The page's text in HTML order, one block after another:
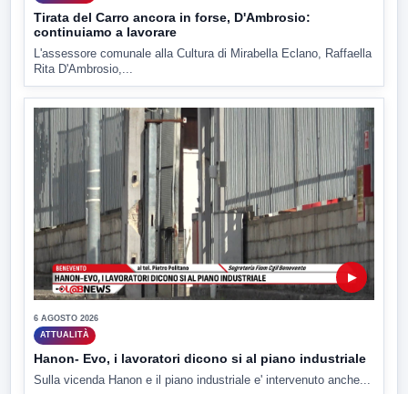
Tirata del Carro ancora in forse, D'Ambrosio:
continuiamo a lavorare
L'assessore comunale alla Cultura di Mirabella Eclano, Raffaella
Rita D'Ambrosio,...
▶
6 AGOSTO 2026
ATTUALITÀ
Hanon- Evo, i lavoratori dicono si al piano industriale
Sulla vicenda Hanon e il piano industriale e' intervenuto anche...